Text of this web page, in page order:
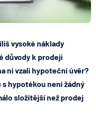
vysoké náklady
důvody k prodeji
ni vzali hypoteční úvěr?
s hypotékou nenížádný
složitější než prodej